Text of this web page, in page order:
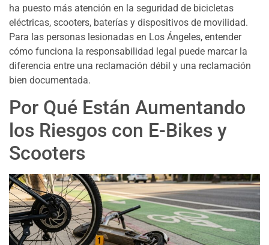
ha puesto más atención en la seguridad de bicicletas
eléctricas, scooters, baterías y dispositivos de movilidad.
Para las personas lesionadas en Los Ángeles, entender
cómo funciona la responsabilidad legal puede marcar la
diferencia entre una reclamación débil y una reclamación
bien documentada.
Por Qué Están Aumentando
los Riesgos con E-Bikes y
Scooters